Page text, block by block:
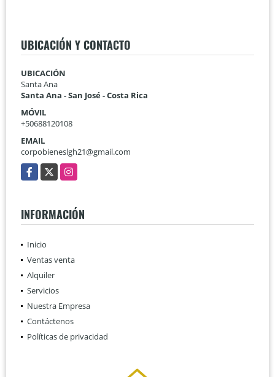
UBICACIÓN Y CONTACTO
UBICACIÓN
Santa Ana
Santa Ana - San José - Costa Rica
MÓVIL
+50688120108
EMAIL
corpobieneslgh21@gmail.com
Facebook
X Instagram
INFORMACIÓN
Inicio
Ventas venta
Alquiler
Servicios
Nuestra Empresa
Contáctenos
Políticas de privacidad